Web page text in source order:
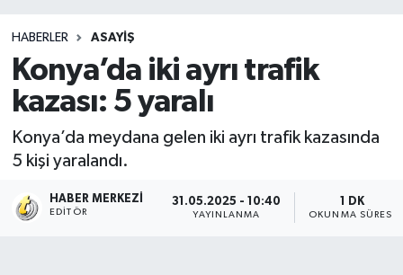
HABERLER ASAYIŞ
Konya’da iki ayrı trafik
kazası: 5 yaralı
Konya’da meydana gelen iki ayrı trafik kazasında
5 kişi yaralandı.
HABER MERKEZI
EDITÖR
31.05.2025 - 10:40
YAYINLANMA
1 DK
OKUNMA SÜRESI
Ulusal Haberler
Vefat Edenler